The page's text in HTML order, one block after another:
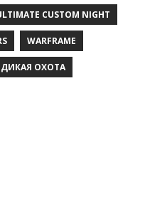
CUSTOM NIGHT
WARFRAME
ОХОТА